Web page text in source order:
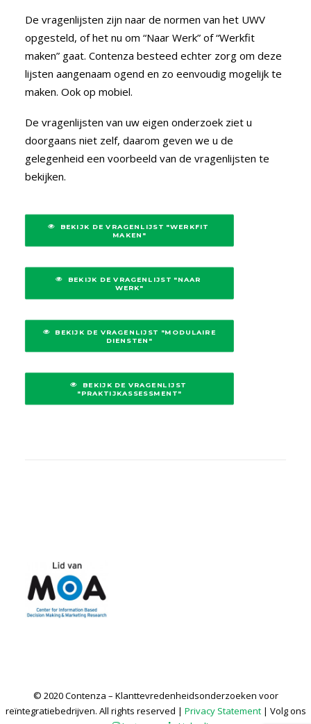
De vragenlijsten zijn naar de normen van het UWV
opgesteld, of het nu om “Naar Werk” of “Werkfit
maken” gaat. Contenza besteed echter zorg om deze
lijsten aangenaam ogend en zo eenvoudig mogelijk te
maken. Ook op mobiel.
De vragenlijsten van uw eigen onderzoek ziet u
doorgaans niet zelf, daarom geven we u de
gelegenheid een voorbeeld van de vragenlijsten te
bekijken.
BEKIJK DE VRAGENLIJST "WERKFIT
MAKEN"
BEKIJK DE VRAGENLIJST "NAAR
WERK"
BEKIJK DE VRAGENLIJST "MODULAIRE
DIENSTEN"
BEKIJK DE VRAGENLIJST
"PRAKTIJKASSESSMENT"
© 2020 Contenza – Klanttevredenheidsonderzoeken voor
reïntegratiebedrijven. All rights reserved | Privacy Statement| Volg ons